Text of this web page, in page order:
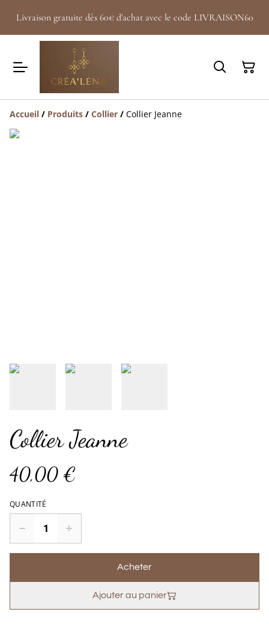
Livraison gratuite dès 60€ d'achat avec le code LIVRAISON60
Accueil / Produits / Collier / Collier Jeanne
Collier Jeanne
40,00 €
QUANTITÉ
Acheter
Ajouter au panier